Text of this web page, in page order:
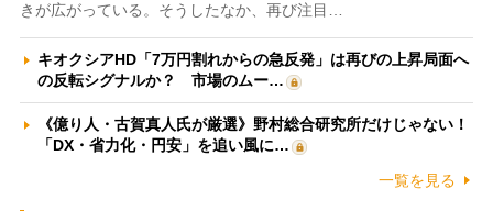
きが広がっている。そうしたなか、再び注目…
キオクシアHD「7万円割れからの急反発」は再びの上昇局面へ
の反転シグナルか？ 市場のムー…
《億り人・古賀真人氏が厳選》野村総合研究所だけじゃない！
「DX・省力化・円安」を追い風に…
一覧を見る